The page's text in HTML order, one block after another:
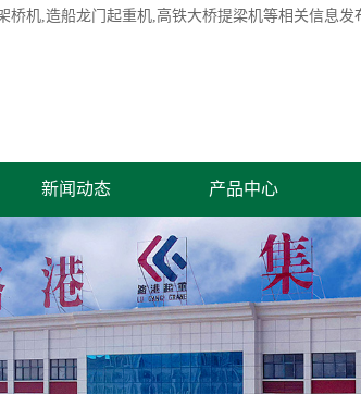
桥机,造船龙门起重机,高铁大桥提梁机等相关信息发
新闻动态 产品中心